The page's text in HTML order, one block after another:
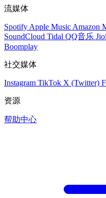
流媒体
Spotify Apple Music Amazon
SoundCloud Tidal QQ音乐
Boomplay
社交媒体
Instagram TikTok X (Twitter)
资源
帮助中心